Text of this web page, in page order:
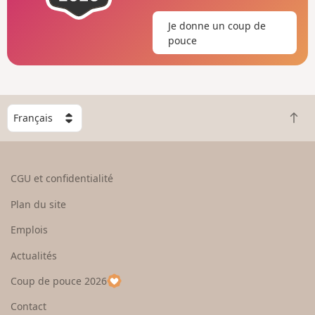
Je donne un coup de
pouce
C
h
o
e
u
p
a
R
e
CGU et confidentialité
Plan du site
Emplois
Actualités
Coup de pouce 2026
Contact